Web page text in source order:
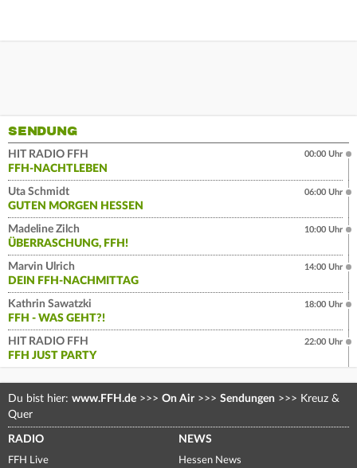
SENDUNG
HIT RADIO FFH
FFH-NACHTLEBEN
00:00 Uhr
Uta Schmidt
GUTEN MORGEN HESSEN
06:00 Uhr
Madeline Zilch
ÜBERRASCHUNG, FFH!
10:00 Uhr
Marvin Ulrich
DEIN FFH-NACHMITTAG
14:00 Uhr
Kathrin Sawatzki
FFH - WAS GEHT?!
18:00 Uhr
HIT RADIO FFH
FFH JUST PARTY
22:00 Uhr
Du bist hier: www.FFH.de >>> On Air >>> Sendungen >>> Kreuz &
Quer
RADIO
FFH Live
NEWS
Hessen News